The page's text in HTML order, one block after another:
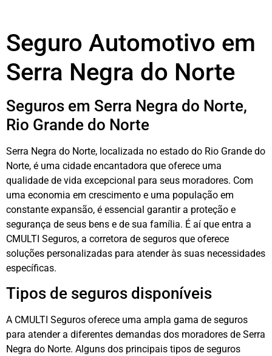
Seguro Automotivo em
Serra Negra do Norte
Seguros em Serra Negra do Norte,
Rio Grande do Norte
Serra Negra do Norte, localizada no estado do Rio Grande do
Norte, é uma cidade encantadora que oferece uma
qualidade de vida excepcional para seus moradores. Com
uma economia em crescimento e uma população em
constante expansão, é essencial garantir a proteção e
segurança de seus bens e de sua família. É aí que entra a
CMULTI Seguros, a corretora de seguros que oferece
soluções personalizadas para atender às suas necessidades
específicas.
Tipos de seguros disponíveis
A CMULTI Seguros oferece uma ampla gama de seguros
para atender a diferentes demandas dos moradores de Serra
Negra do Norte. Alguns dos principais tipos de seguros